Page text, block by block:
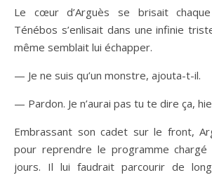
Le cœur d’Arguès se brisait
Ténébos s’enlisait dans une infinie
même semblait lui échapper.
— Je ne suis qu’un monstre, ajouta-t-il.
— Pardon. Je n’aurai pas tu te dire ça,
Embrassant son cadet sur le front,
pour reprendre le programme chargé
jours. Il lui faudrait parcourir de